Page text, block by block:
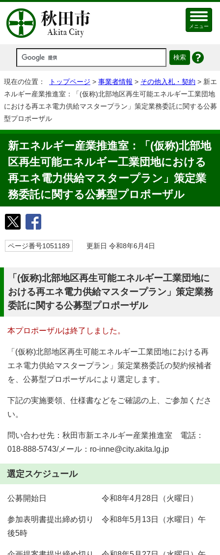
メニュー
現在の位置： トップページ > 事業者情報 > その他入札・契約 > 新エ
ネルギー産業推進室：「(仮称)北部地区再生可能エネルギー工業団地
における再エネ電力供給マスタープラン」策定業務委託に関する公募
型プロポーザル
新エネルギー産業推進室：「(仮称)北部地
区再生可能エネルギー工業団地における
再エネ電力供給マスタープラン」策定業
務委託に関する公募型プロポーザル
ページ番号1051189 更新日 令和8年6月4日
「(仮称)北部地区再生可能エネルギー工業団地に
おける再エネ電力供給マスタープラン」策定業務
委託に関する公募型プロポーザル
本プロポーザルは終了しました。
「(仮称)北部地区再生可能エネルギー工業団地における再
エネ電力供給マスタープラン」策定業務委託の契約候補者
を、公募型プロポーザルにより選定します。
下記の実施要領、仕様書などをご確認の上、ご参加くださ
い。
問い合わせ先：秋田市新エネルギー産業推進室 電話：
018-888-5743/メール：ro-inne@city.akita.lg.jp
選定スケジュール
公募開始日 令和8年4月28日（火曜日）
参加表明書提出締め切り 令和8年5月13日（水曜日）午
後5時